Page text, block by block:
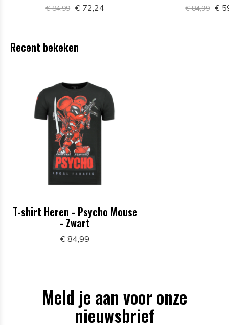
€ 84,99 € 72,24 € 84,99 €
Recent bekeken
T-shirt Heren - Psycho Mouse
- Zwart
€ 84,99
Meld je aan voor onze
nieuwsbrief